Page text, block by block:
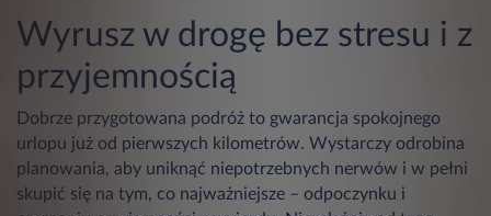
Wyrusz w drogę bez stresu i z
przyjemnością
Dobrze przygotowana podróż to gwarancja spokojnego
urlopu już od pierwszych kilometrów. Wystarczy odrobina
planowania, aby uniknąć niepotrzebnych nerwów i w pełni
skupić się na tym, co najważniejsze – odpoczynku i